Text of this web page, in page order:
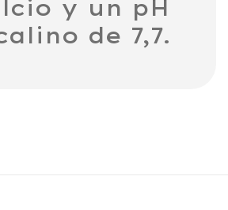
y un pH
de 7,7.